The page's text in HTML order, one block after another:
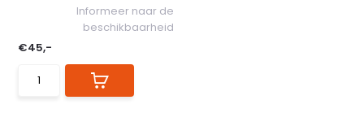
Informeer naar de
beschikbaarheid
€45,-